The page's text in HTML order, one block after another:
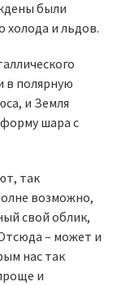
были
холода и льдов.
в полярную
и Земля
шара с
так
возможно,
свой облик,
– может и
нас так
и